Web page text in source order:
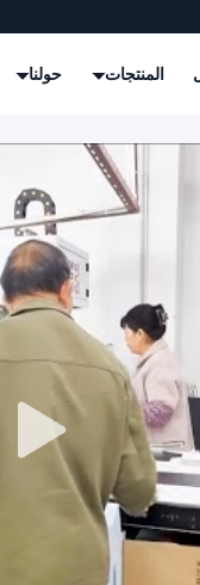
المنتجات حولنا